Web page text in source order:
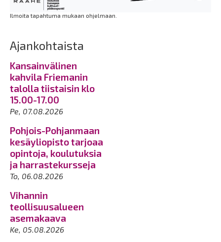
Ilmoita tapahtuma mukaan ohjelmaan.
Ajankohtaista
Kansainvälinen
kahvila Friemanin
talolla tiistaisin klo
15.00-17.00
Pe, 07.08.2026
Pohjois-Pohjanmaan
kesäyliopisto tarjoaa
opintoja, koulutuksia
ja harrastekursseja
To, 06.08.2026
Vihannin
teollisuusalueen
asemakaava
Ke, 05.08.2026